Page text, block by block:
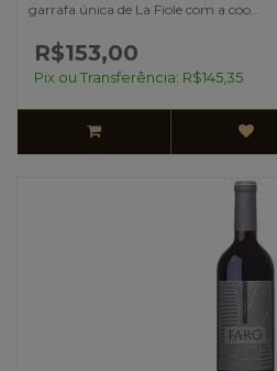
garrafa única de La Fiole com a coo..
R$153,00
Pix ou Transferência: R$145,35